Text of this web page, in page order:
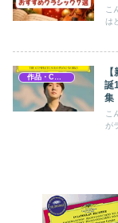
こ
は
誕
集
こ
が